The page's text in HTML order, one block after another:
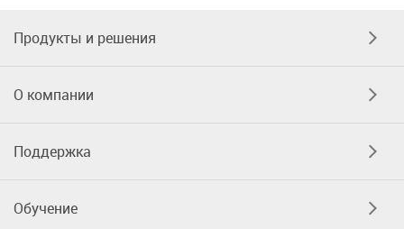
Продукты и решения
О компании
Поддержка
Обучение